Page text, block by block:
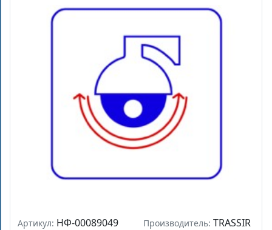
Артикул: НФ-00089049 Производитель: TRASSIR